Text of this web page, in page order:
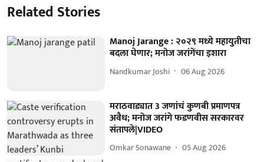
Related Stories
Manoj Jarange : २०२९ मध्ये महायुतीचा
बदला घेणार; मनोज जरांगेंचा इशारा
Nandkumar Joshi 06 Aug 2026
मराठवाड्यात 3 जणांचं कुणबी प्रमाणपत्र
अवैध; मनोज जरांगे फडणवीस सरकारवर
संतापले|VIDEO
Omkar Sonawane 05 Aug 2026